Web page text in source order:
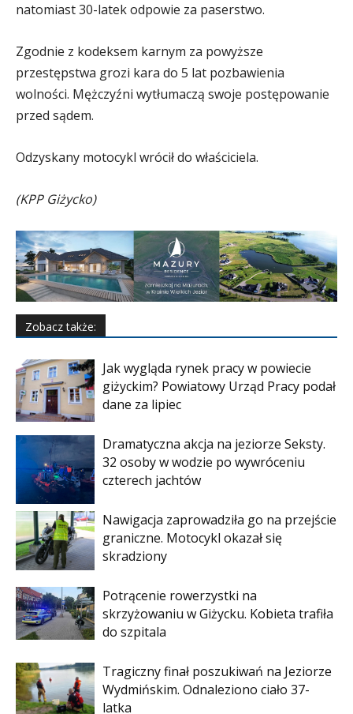
natomiast 30-latek odpowie za paserstwo.
Zgodnie z kodeksem karnym za powyższe
przestępstwa grozi kara do 5 lat pozbawienia
wolności. Mężczyźni wytłumaczą swoje postępowanie
przed sądem.
Odzyskany motocykl wrócił do właściciela.
(KPP Giżycko)
Zobacz także:
Jak wygląda rynek pracy w powiecie
giżyckim? Powiatowy Urząd Pracy podał
dane za lipiec
Dramatyczna akcja na jeziorze Seksty.
32 osoby w wodzie po wywróceniu
czterech jachtów
Nawigacja zaprowadziła go na przejście
graniczne. Motocykl okazał się
skradziony
Potrącenie rowerzystki na
skrzyżowaniu w Giżycku. Kobieta trafiła
do szpitala
Tragiczny finał poszukiwań na Jeziorze
Wydmińskim. Odnaleziono ciało 37-
latka